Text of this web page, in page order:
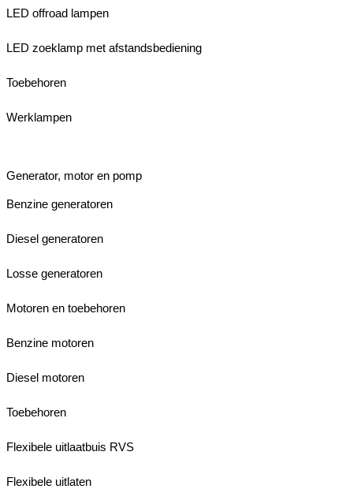
LED offroad lampen
LED zoeklamp met afstandsbediening
Toebehoren
Werklampen
Generator, motor en pomp
Benzine generatoren
Diesel generatoren
Losse generatoren
Motoren en toebehoren
Benzine motoren
Diesel motoren
Toebehoren
Flexibele uitlaatbuis RVS
Flexibele uitlaten